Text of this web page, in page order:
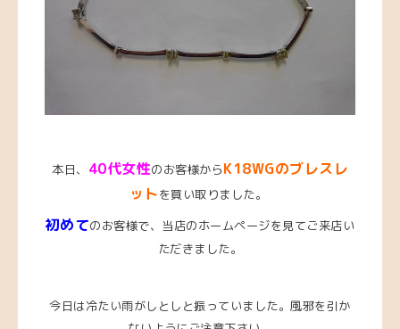
本日、 40代女性のお客様からK18WGのブレスレ
ットを買い取りました。
初めてのお客様で、当店のホームページを見てご来店い
ただきました。
今日は冷たい雨がしとしと振っていました。風邪を引か